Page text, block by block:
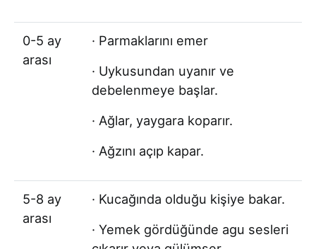
0-5 ay
arası
· Parmaklarını emer
· Uykusundan uyanır ve
debelenmeye başlar.
· Ağlar, yaygara koparır.
· Ağzını açıp kapar.
5-8 ay
arası
· Kucağında olduğu kişiye bakar.
· Yemek gördüğünde agu sesleri